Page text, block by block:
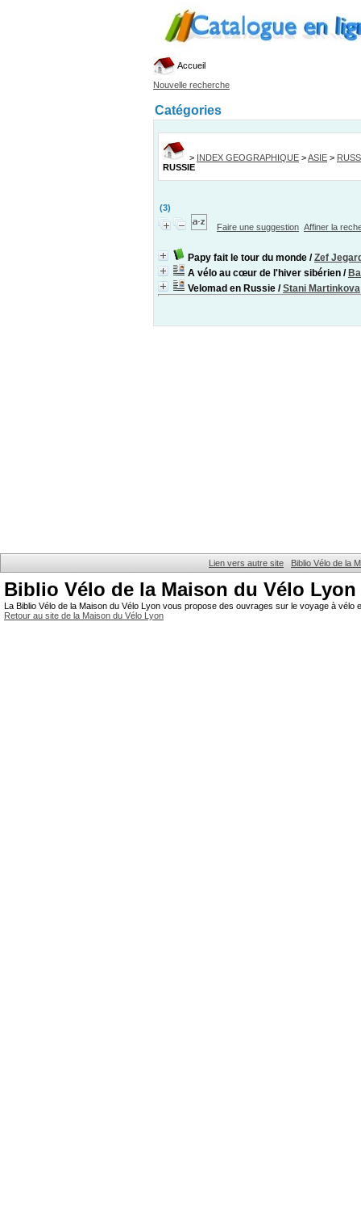
Accueil
Nouvelle recherche
Catégories
> INDEX GEOGRAPHIQUE >ASIE >
RUSSIE
(3)
Faire une suggestion Affiner la
Papy fait le tour du monde /Zef
A vélo au cœur de l'hiver sibérien /
Velomad en Russie /Stani Martinkova
Lien vers autre site Biblio Vélo de la
Biblio Vélo de la Maison du Vélo Lyon
La Biblio Vélo de la Maison du Vélo Lyon vous propose des ouvrages sur le voyage à
Retour au site de la Maison du Vélo Lyon